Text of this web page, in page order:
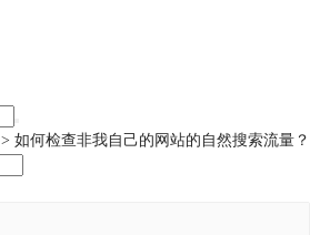
> 如何检查非我自己的网站的自然搜索流量？